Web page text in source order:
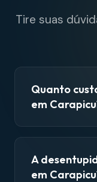
Tire suas
Quanto
em
A
em